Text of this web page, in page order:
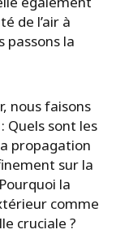
de l’air à
passons la
nous faisons
Quels sont les
propagation
sur la
la
comme
cruciale ?